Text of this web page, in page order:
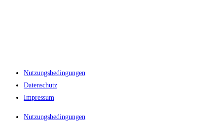
Nutzungsbedingungen
Datenschutz
Impressum
Nutzungsbedingungen